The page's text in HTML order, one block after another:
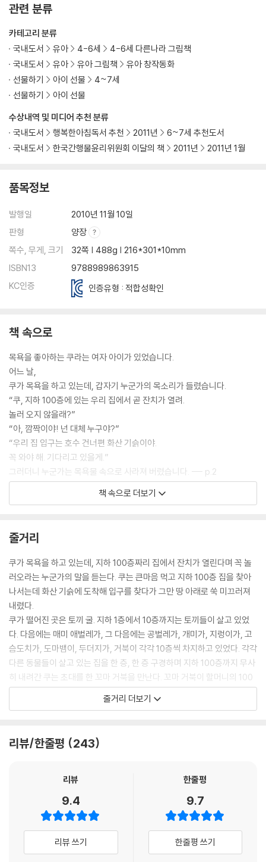
관련 분류
수상내역 및 미디어 추천 분류
국내도서
행복한아침독서 추천 2011년
6~7세 추천도서
국내도서
한국간행물윤리위원회 이달의 책 2011년 2011년 1월
카테고리 분류
국내도서
유아 4-6세
4-6세 다른나라 그림책
국내도서
유아 유아 그림책
유아 창작동화
선물하기
아이 선물
4~7세
선물하기
아이 선물
품목정보
발행일
2010년 11월 10일
판형
양장
쪽수, 무게, 크기
32쪽 | 488g | 216*301*10mm
ISBN13
9788989863915
KC인증
인증유형 : 적합성확인
책 속으로
목욕을 좋아하는 쿠라는 여자 아이가 있었습니다.
어느 날,
쿠가 목욕을 하고 있는데, 갑자기 누군가의 목소리가 들렸습니다.
“쿠, 지하 100층에 있는 우리 집에서 곧 잔치가 열려.
놀러 오지 않을래?”
“아, 깜짝이야! 넌 대체 누구야?”
“우리 집 입구는 호수 건너편 화산 기슭이야.
꼭 와야 해. 기다리고 있을게.”
그러더니 누군가는 목욕물 속으로 사라져 버렸습니다. --- p.2
“아이쿠, 죄송합니다! 잔치가 열리는 곳이 여긴가요?”
“여기는 토끼들 집인가요?”
“이 집에는 10층씩 각각 다른 동물이 살고 있어.”
지하 10층에 다다랐습니다.
다음 층에는 누가 살까요? --- pp.4-5
공벌레가 살고 있었습니다.
“볼링 좋아하니? 나를 굴려서 맞혀 봐.”
“야호! 다 맞혔다!”
“낙엽을 돌돌 말아 떡을 만들고 있어.”
“나도 해 볼래!”
지하 40층에 다다랐습니다.
다음 층에는 누가 살까요? --- pp.12-13
“나도 도자기 만들어 볼래.”
“후후후, 비밀! 곧 알게 될 거야.”
지하 60층에 다다랐습니다.
다음 층에는 누가 살까요? --- pp.16-17
고슴도치가 살고 있었습니다.
“난 보석을 모으는 중이야.”
책 속으로 더보기
줄거리
쿠가 목욕을 하고 있는데, 지하 100층짜리 집에서 잔치가 열린다며 꼭 놀
러오라는 누군가의 말을 듣는다. 쿠는 큰마음 먹고 지하 100층 집을 찾아
나서는데 화산 기슭에 도착해 입구를 찾다가 그만 땅 아래로 쑥 미끄러져
내렸다.
쿠가 떨어진 곳은 토끼 굴. 지하 1층에서 10층까지는 토끼들이 살고 있었
다. 다음에는 매미 애벌레가, 그 다음에는 공벌레가, 개미가, 지렁이가, 고
슴도치가, 도마뱀이, 두더지가, 거북이 각각 10층씩 차지하고 있었다. 각각
다른 동물들이 살고 있는 집을 한 층, 한 층 구경하며 지하 100층까지 무사
히 내려간 쿠는 초대를 한 꼬마 거북을 만난다. 꼬마 거북이 할머니의 100
세 생일잔치에 쿠를 초대한 것이었다. 잔치가 끝나자 거북 할머니가 쿠를
등에 태우고 땅 밖으로 데려다준다.
줄거리 더보기
리뷰/한줄평 243
리뷰
9.4
리뷰 쓰기
한줄평
9.7
한줄평 쓰기